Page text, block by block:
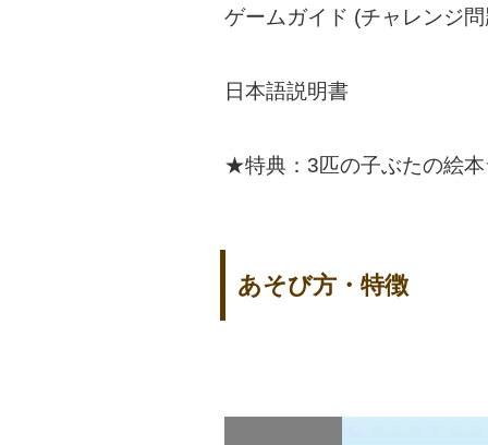
ゲームガイド (チャレンジ
日本語説明書
★特典：3匹の子ぶたの絵
あそび方・特徴